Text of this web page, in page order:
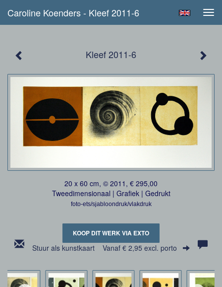
Caroline Koenders - Kleef 2011-6
Kleef 2011-6
20 x 60 cm, © 2011, € 295,00
Tweedimensionaal | Grafiek | Gedrukt
foto-ets/sjabloondruk/vlakdruk
KOOP DIT WERK VIA EXTO
Stuur als kunstkaart Vanaf € 2,95 excl. porto